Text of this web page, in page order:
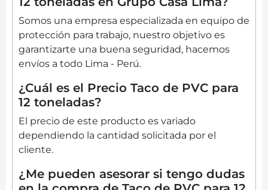
Somos una empresa especializada en equipo de
protección para trabajo, nuestro objetivo es
garantizarte una buena seguridad, hacemos
envíos a todo Lima - Perú.
¿Cuál es el Precio Taco de PVC para
12 toneladas?
El precio de este producto es variado
dependiendo la cantidad solicitada por el
cliente.
¿Me pueden asesorar si tengo dudas